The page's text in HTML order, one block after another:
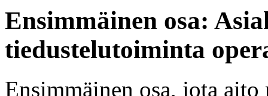
Ensimmäinen osa:
tiedustelutoiminta
Ensimmäinen osa, jota